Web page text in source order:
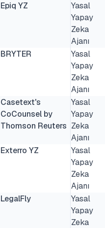
Epiq YZ
Yasal
Yapay
Zeka
Ajanı
BRYTER
Yasal
Yapay
Zeka
Ajanı
Casetext's
CoCounsel by
Thomson Reuters
Yasal
Yapay
Zeka
Ajanı
Exterro YZ
Yasal
Yapay
Zeka
Ajanı
LegalFly
Yasal
Yapay
Zeka